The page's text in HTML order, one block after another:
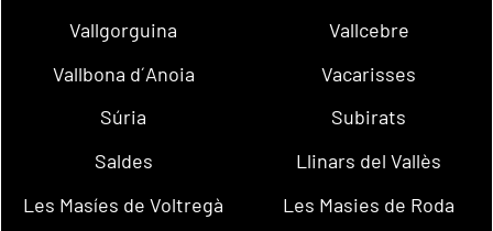
Vallgorguina
Vallcebre
Vallbona d´Anoia
Vacarisses
Súria
Subirats
Saldes
Llinars del Vallès
Les Masíes de Voltregà
Les Masies de Roda